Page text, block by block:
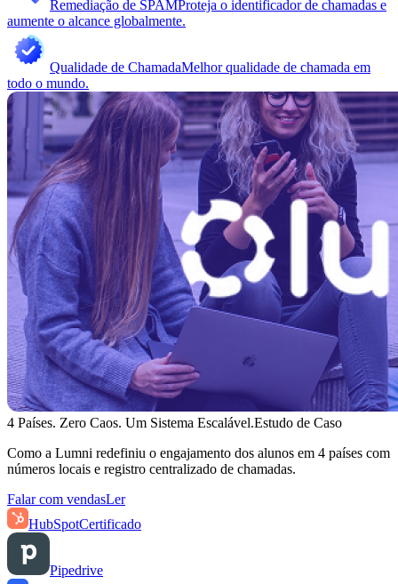
Remediação de SPAMProteja o identificador de chamadas e
aumente o alcance globalmente.
Qualidade de ChamadaMelhor qualidade de chamada em
todo o mundo.
4 Países. Zero Caos. Um Sistema Escalável.Estudo de Caso
Como a Lumni redefiniu o engajamento dos alunos em 4 países com
números locais e registro centralizado de chamadas.
Falar com vendasLer
HubSpotCertificado
Pipedrive